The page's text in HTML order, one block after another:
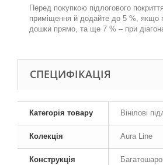
Перед покупкою підлогового
приміщення й додайте до 5 %, якщо
дошки прямо, та ще 7 % – при
СПЕЦИФІКАЦІЯ
Категорія товару Вінілові
Колекція Aura Line
Конструкція